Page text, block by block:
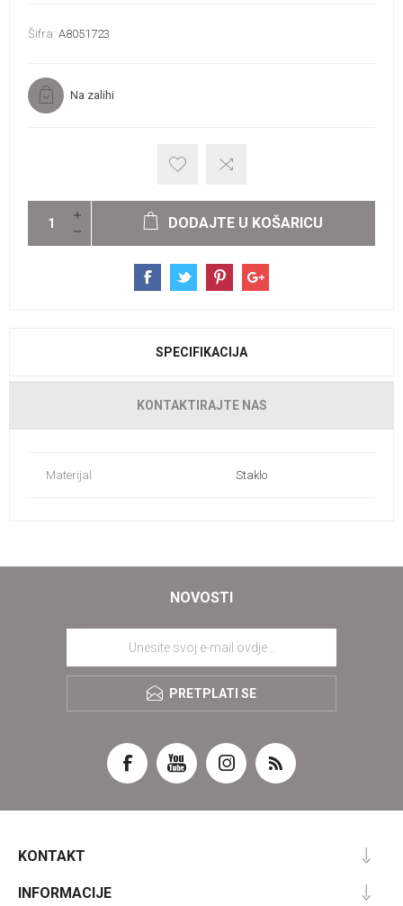
Šifra: A8051723
Na zalihi
DODAJTE U KOŠARICU
SPECIFIKACIJA
KONTAKTIRAJTE NAS
Materijal Staklo
NOVOSTI
PRETPLATI SE
KONTAKT
INFORMACIJE